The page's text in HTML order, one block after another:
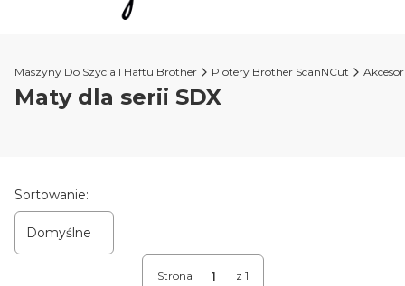
Maszyny Do Szycia I Haftu Brother Plotery Brother ScanNCut
Maty dla serii SDX
Lista produktów
Sortowanie:
Domyślne
Strona z 1